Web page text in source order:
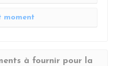
moment
à fournir pour la